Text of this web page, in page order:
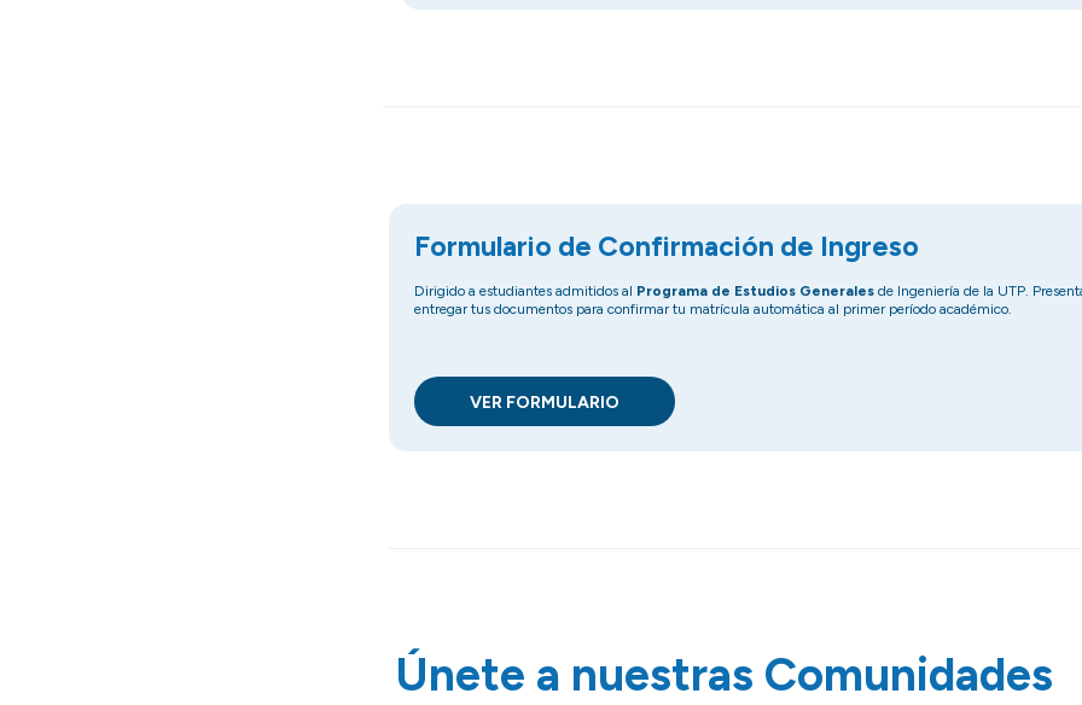
Formulario de Confirmación de Ingreso
Dirigido a estudiantes admitidos al Programa de Estudios Generales de Ingeniería de la UTP.
entregar tus documentos para confirmar tu matrícula automática al primer período académico.
VER FORMULARIO
Únete a nuestras Comunidades